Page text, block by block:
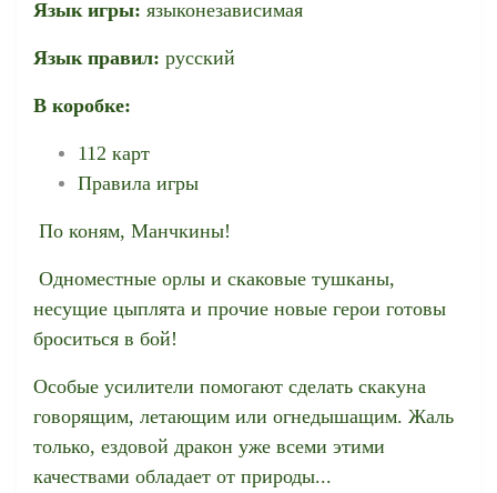
Язык игры: языконезависимая
Язык правил: русский
В коробке:
112 карт
Правила игры
По коням, Манчкины!
Одноместные орлы и скаковые тушканы,
несущие цыплята и прочие новые герои готовы
броситься в бой!
Особые усилители помогают сделать скакуна
говорящим, летающим или огнедышащим. Жаль
только, ездовой дракон уже всеми этими
качествами обладает от природы...